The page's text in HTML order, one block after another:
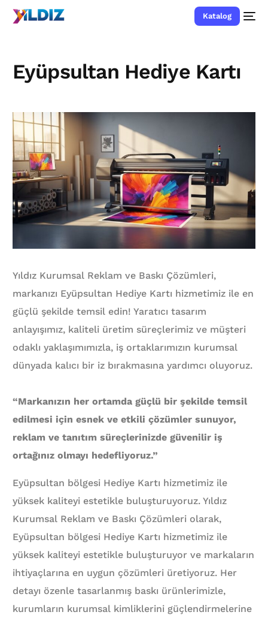
Katalog
Eyüpsultan Hediye Kartı
Yıldız Kurumsal Reklam ve Baskı Çözümleri,
markanızı Eyüpsultan Hediye Kartı hizmetimiz ile en
güçlü şekilde temsil edin! Yaratıcı tasarım
anlayışımız, kaliteli üretim süreçlerimiz ve müşteri
odaklı yaklaşımımızla, iş ortaklarımızın kurumsal
dünyada kalıcı bir iz bırakmasına yardımcı oluyoruz.
“Markanızın her ortamda güçlü bir şekilde temsil
edilmesi için esnek ve etkili çözümler sunuyor,
reklam ve tanıtım süreçlerinizde güvenilir iş
ortağınız olmayı hedefliyoruz.”
Eyüpsultan bölgesi Hediye Kartı hizmetimiz ile
yüksek kaliteyi estetikle buluşturuyoruz. Yıldız
Kurumsal Reklam ve Baskı Çözümleri olarak,
Eyüpsultan bölgesi Hediye Kartı hizmetimiz ile
yüksek kaliteyi estetikle buluşturuyor ve markaların
ihtiyaçlarına en uygun çözümleri üretiyoruz. Her
detayı özenle tasarlanmış baskı ürünlerimizle,
kurumların kurumsal kimliklerini güçlendirmelerine